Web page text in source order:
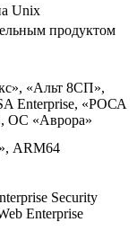
Unix
продуктом
«Альт 8СП»,
Enterprise, «РОСА
«Аврора»
ARM64
Security
Enterprise